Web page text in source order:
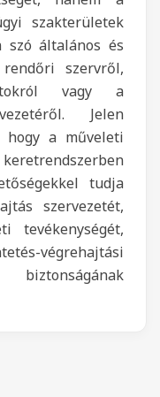
szakterületek
szó általános és
szervről,
vagy a
Jelen
hogy a műveleti
tudja
szervezetét,
tevékenységét,
végrehajtási